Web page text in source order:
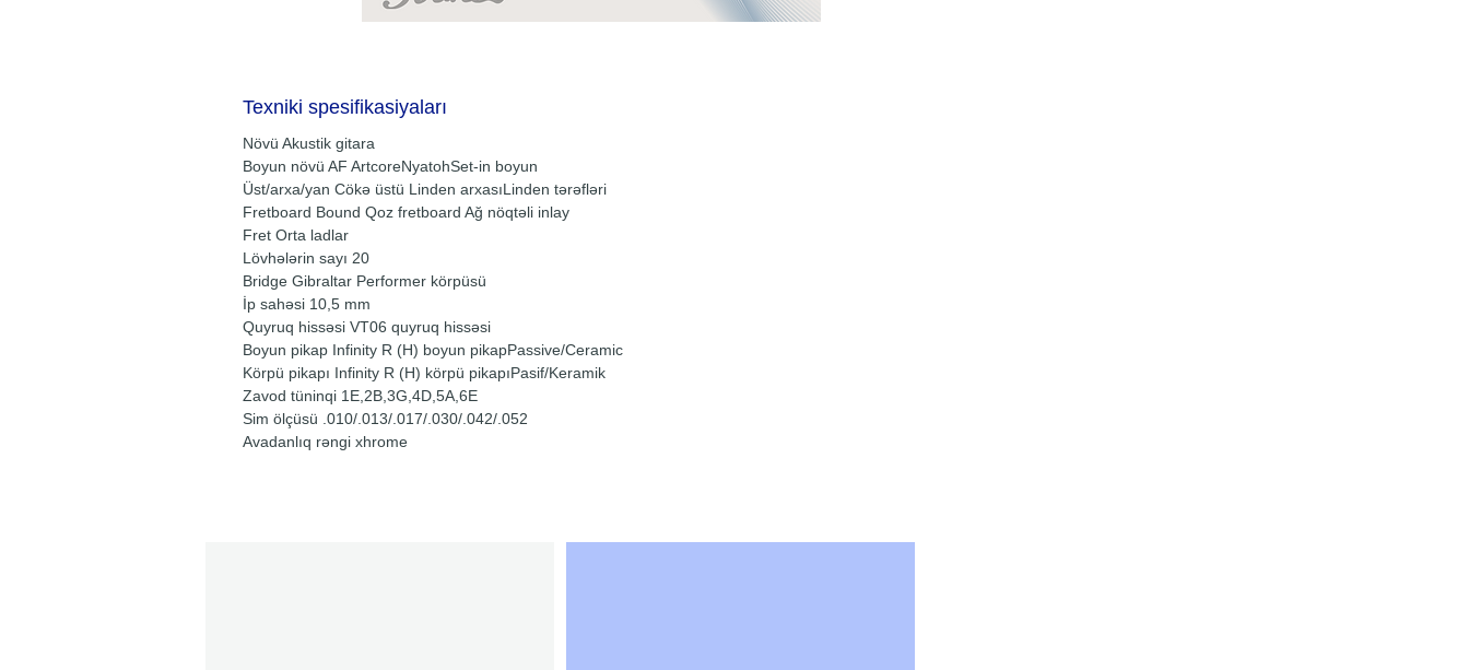
Texniki spesifikasiyaları
Növü Akustik gitara
Boyun növü AF ArtcoreNyatohSet-in boyun
Üst/arxa/yan Cökə üstü Linden arxasıLinden tərəfləri
Fretboard Bound Qoz fretboard Ağ nöqtəli inlay
Fret Orta ladlar
Lövhələrin sayı 20
Bridge Gibraltar Performer körpüsü
İp sahəsi 10,5 mm
Quyruq hissəsi VT06 quyruq hissəsi
Boyun pikap Infinity R (H) boyun pikapPassive/Ceramic
Körpü pikapı Infinity R (H) körpü pikapıPasif/Keramik
Zavod tüninqi 1E,2B,3G,4D,5A,6E
Sim ölçüsü .010/.013/.017/.030/.042/.052
Avadanlıq rəngi xhrome